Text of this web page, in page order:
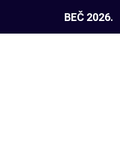
BEČ 2026.